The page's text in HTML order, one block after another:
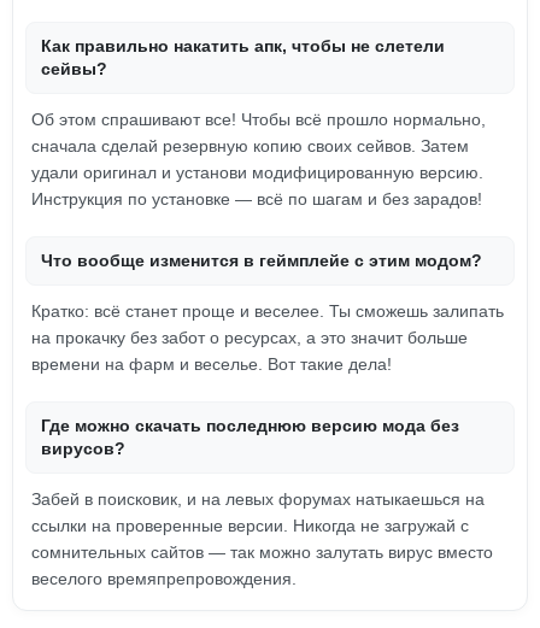
Как правильно накатить апк, чтобы не слетели
сейвы?
Об этом спрашивают все! Чтобы всё прошло нормально,
сначала сделай резервную копию своих сейвов. Затем
удали оригинал и установи модифицированную версию.
Инструкция по установке — всё по шагам и без зарадов!
Что вообще изменится в геймплейе с этим модом?
Кратко: всё станет проще и веселее. Ты сможешь залипать
на прокачку без забот о ресурсах, а это значит больше
времени на фарм и веселье. Вот такие дела!
Где можно скачать последнюю версию мода без
вирусов?
Забей в поисковик, и на левых форумах натыкаешься на
ссылки на проверенные версии. Никогда не загружай с
сомнительных сайтов — так можно залутать вирус вместо
веселого времяпрепровождения.